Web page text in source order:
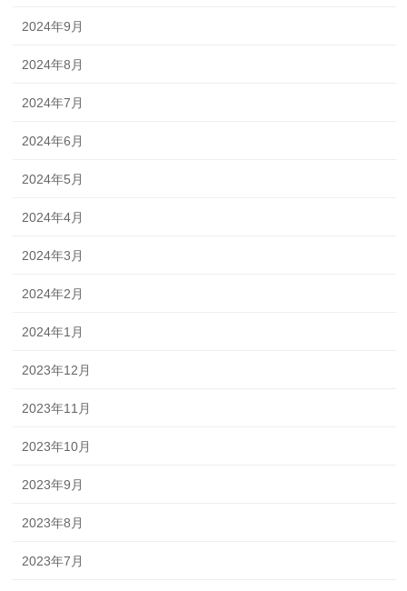
2024年9月
2024年8月
2024年7月
2024年6月
2024年5月
2024年4月
2024年3月
2024年2月
2024年1月
2023年12月
2023年11月
2023年10月
2023年9月
2023年8月
2023年7月